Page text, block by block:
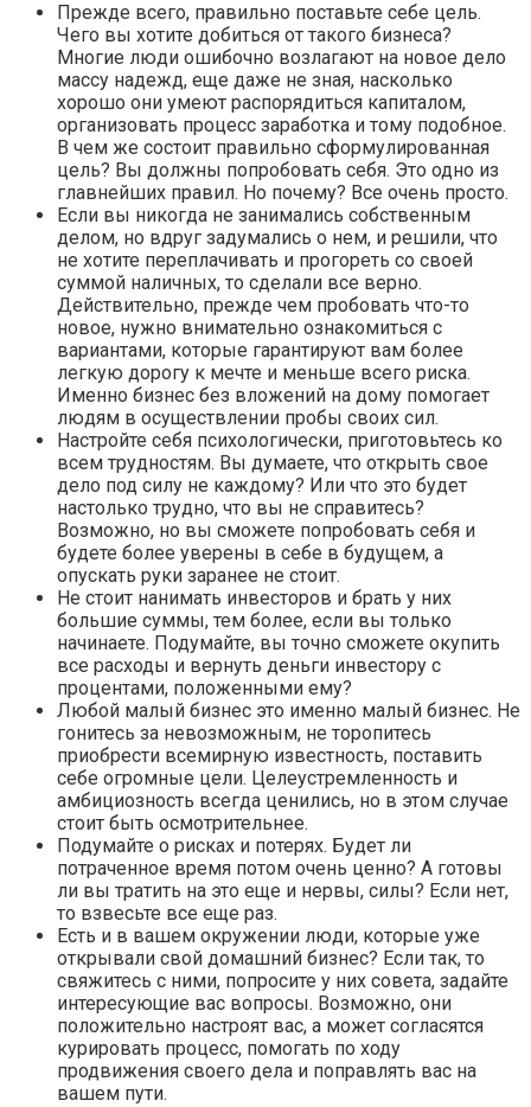
Прежде всего, правильно поставьте себе цель.
Чего вы хотите добиться от такого бизнеса?
Многие люди ошибочно возлагают на новое дело
массу надежд, еще даже не зная, насколько
хорошо они умеют распорядиться капиталом,
организовать процесс заработка и тому подобное.
В чем же состоит правильно сформулированная
цель? Вы должны попробовать себя. Это одно из
главнейших правил. Но почему? Все очень просто.
Если вы никогда не занимались собственным
делом, но вдруг задумались о нем, и решили, что
не хотите переплачивать и прогореть со своей
суммой наличных, то сделали все верно.
Действительно, прежде чем пробовать что-то
новое, нужно внимательно ознакомиться с
вариантами, которые гарантируют вам более
легкую дорогу к мечте и меньше всего риска.
Именно бизнес без вложений на дому помогает
людям в осуществлении пробы своих сил.
Настройте себя психологически, приготовьтесь ко
всем трудностям. Вы думаете, что открыть свое
дело под силу не каждому? Или что это будет
настолько трудно, что вы не справитесь?
Возможно, но вы сможете попробовать себя и
будете более уверены в себе в будущем, а
опускать руки заранее не стоит.
Не стоит нанимать инвесторов и брать у них
большие суммы, тем более, если вы только
начинаете. Подумайте, вы точно сможете окупить
все расходы и вернуть деньги инвестору с
процентами, положенными ему?
Любой малый бизнес это именно малый бизнес. Не
гонитесь за невозможным, не торопитесь
приобрести всемирную известность, поставить
себе огромные цели. Целеустремленность и
амбициозность всегда ценились, но в этом случае
стоит быть осмотрительнее.
Подумайте о рисках и потерях. Будет ли
потраченное время потом очень ценно? А готовы
ли вы тратить на это еще и нервы, силы? Если нет,
то взвесьте все еще раз.
Есть и в вашем окружении люди, которые уже
открывали свой домашний бизнес? Если так, то
свяжитесь с ними, попросите у них совета, задайте
интересующие вас вопросы. Возможно, они
положительно настроят вас, а может согласятся
курировать процесс, помогать по ходу
продвижения своего дела и поправлять вас на
вашем пути.